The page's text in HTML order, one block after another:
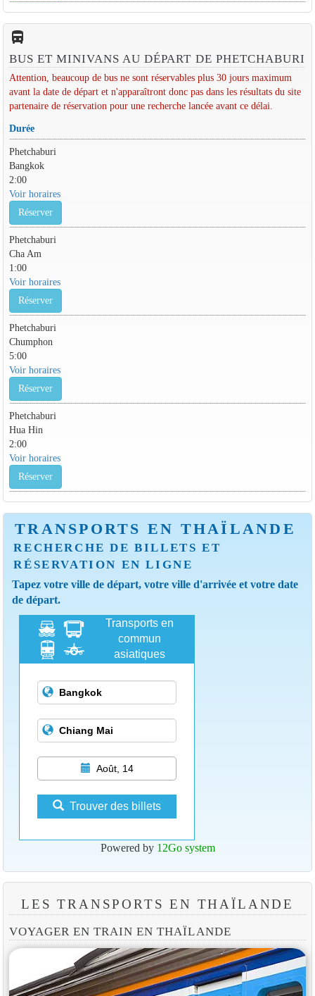
directions_bus_filled
BUS ET MINIVANS AU DÉPART DE PHETCHABURI
Attention, beaucoup de bus ne sont réservables plus 30 jours maximum
avant la date de départ et n'apparaîtront donc pas dans les résultats du site
partenaire de réservation pour une recherche lancée avant ce délai.
Durée
Phetchaburi
Bangkok
2:00
Voir horaires
Réserver
Phetchaburi
Cha Am
1:00
Voir horaires
Réserver
Phetchaburi
Chumphon
5:00
Voir horaires
Réserver
Phetchaburi
Hua Hin
2:00
Voir horaires
Réserver
TRANSPORTS EN THAÏLANDE
RECHERCHE DE BILLETS ET
RÉSERVATION EN LIGNE
Tapez votre ville de départ, votre ville d'arrivée et votre date
de départ.
Transports en
commun
asiatiques
Août, 14
Trouver des billets
Powered by 12Go system
LES TRANSPORTS EN THAÏLANDE
VOYAGER EN TRAIN EN THAÏLANDE